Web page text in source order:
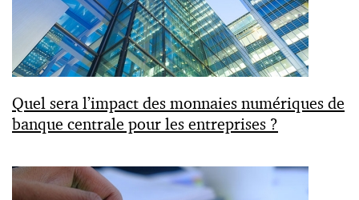
Quel sera l’impact des monnaies numériques de
banque centrale pour les entreprises ?